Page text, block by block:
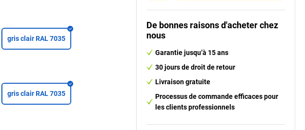
gris clair RAL 7035
gris clair RAL 7035
De bonnes raisons d'acheter chez
nous
Garantie jusqu’à 15 ans
30 jours de droit de retour
Livraison gratuite
Processus de commande efficaces pour
les clients professionnels